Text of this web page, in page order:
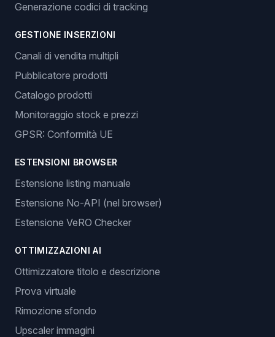
Generazione codici di tracking
GESTIONE INSERZIONI
Canali di vendita multipli
Pubblicatore prodotti
Catalogo prodotti
Monitoraggio stock e prezzi
GPSR: Conformità UE
ESTENSIONI BROWSER
Estensione listing manuale
Estensione No-API (nel browser)
Estensione VeRO Checker
OTTIMIZZAZIONI AI
Ottimizzatore titolo e descrizione
Prova virtuale
Rimozione sfondo
Upscaler immagini